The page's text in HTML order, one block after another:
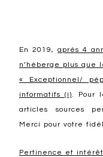
En 2019,après 4
n’héberge plus que
« Exceptionnel/
informatifs (i). Pour
articles sources
Merci pour votre
Pertinence et